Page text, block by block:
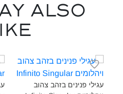
also
עגילי פנינים בזהב צהוב